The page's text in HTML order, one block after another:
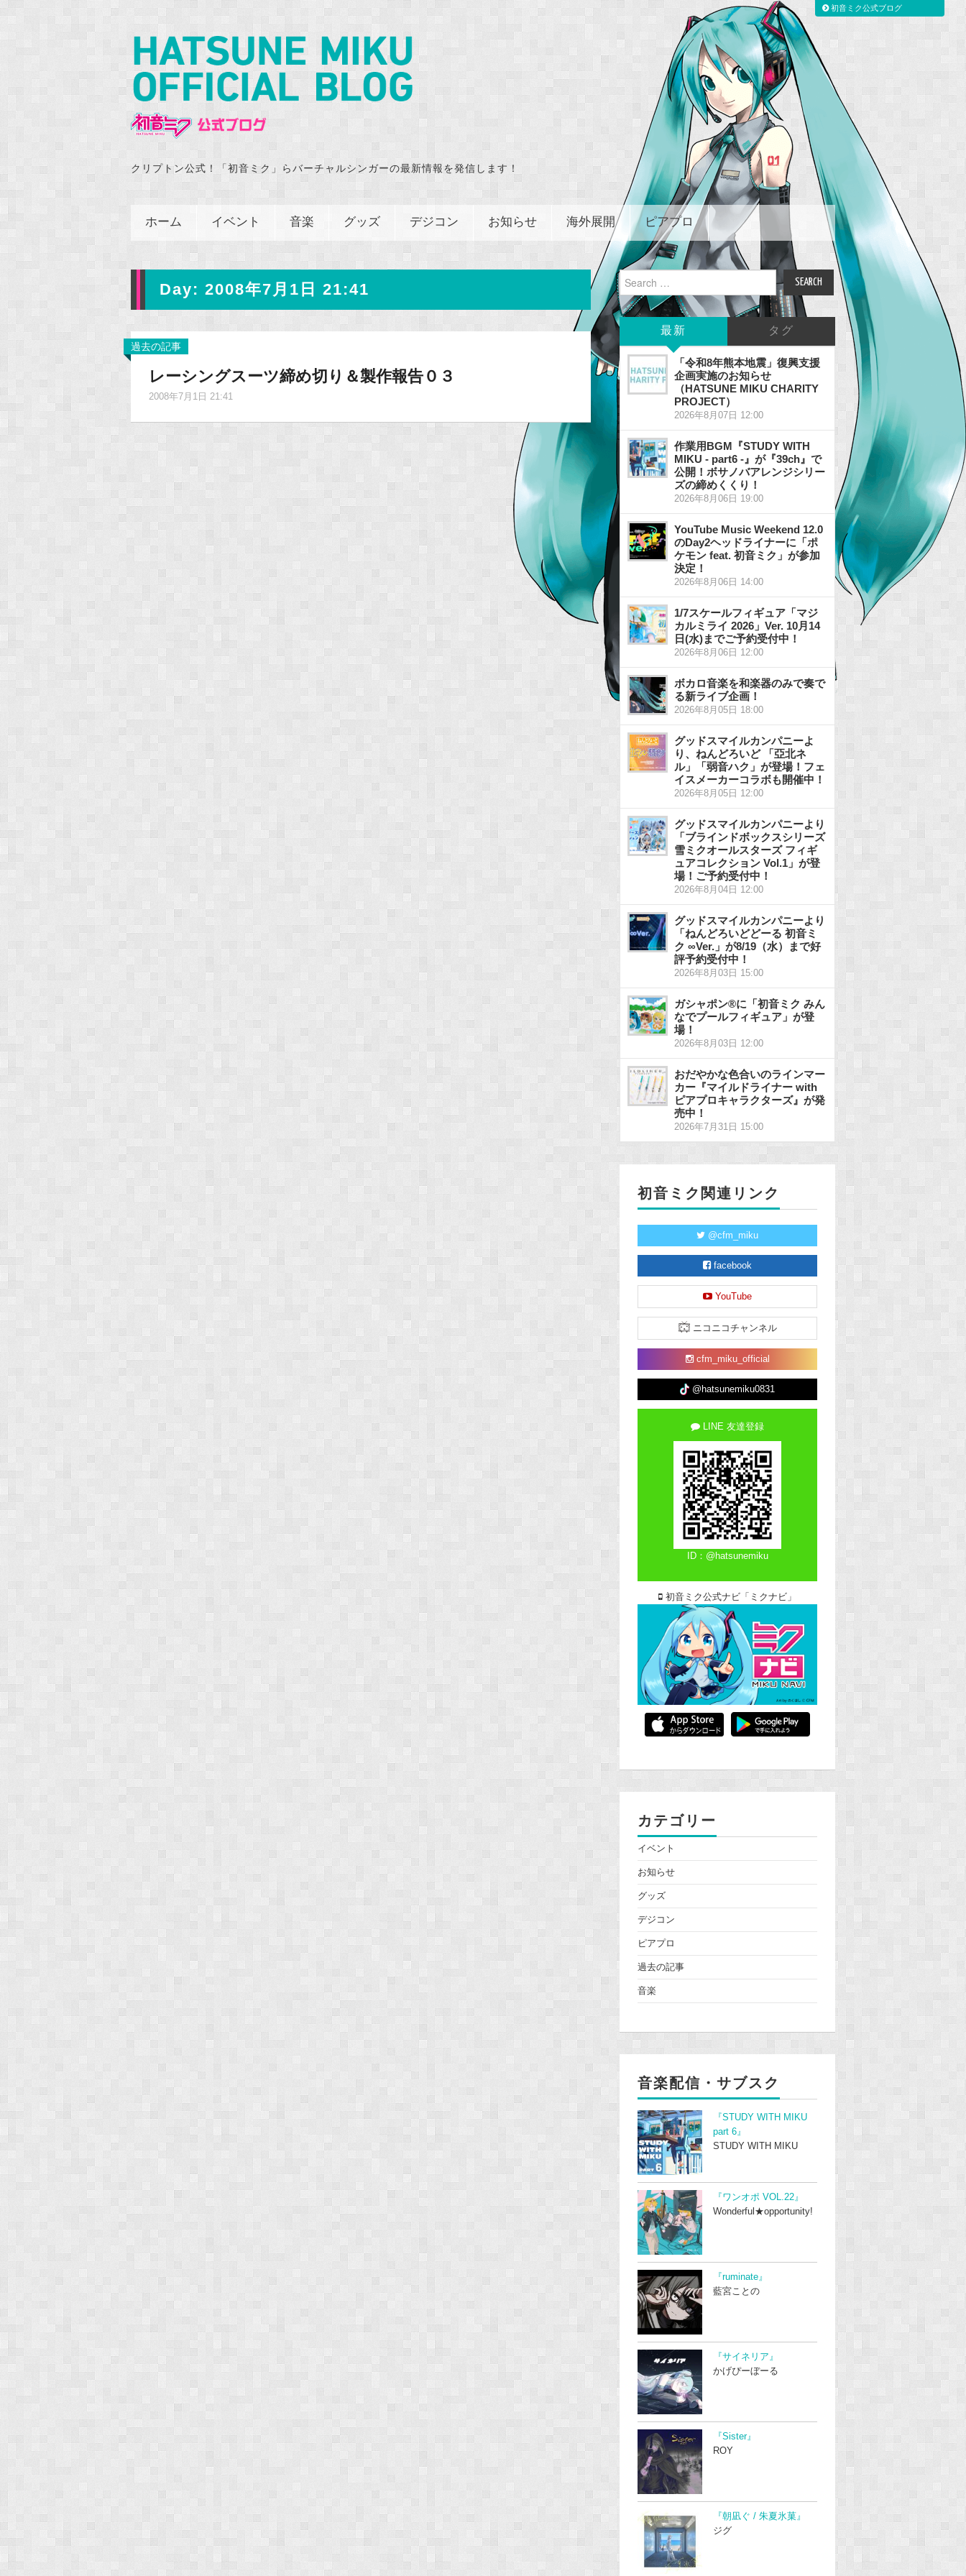
クリプトン公式！「初音ミク」らバーチャルシンガーの最新情報を発信します！
ホーム イベント 音楽 グッズ デジコン お知らせ 海外展開 ピアプロ
Day: 2008年7月1日 21:41
過去の記事
レーシングスーツ締め切り＆製作報告０３
2008年7月1日 21:41
Search
for:
最新 タグ
「令和8年熊本地震」復興支援
企画実施のお知らせ
（HATSUNE MIKU CHARITY
PROJECT）
2026年8月07日 12:00
作業用BGM『STUDY WITH
MIKU - part6 -』が『39ch』で
公開！ボサノバアレンジシリー
ズの締めくくり！
2026年8月06日 19:00
YouTube Music Weekend 12.0
のDay2ヘッドライナーに「ポ
ケモン feat. 初音ミク」が参加
決定！
2026年8月06日 14:00
1/7スケールフィギュア「マジ
カルミライ 2026」Ver. 10月14
日(水)までご予約受付中！
2026年8月06日 12:00
ボカロ音楽を和楽器のみで奏で
る新ライブ企画！
2026年8月05日 18:00
グッドスマイルカンパニーよ
り、ねんどろいど 「亞北ネ
ル」「弱音ハク」が登場！フェ
イスメーカーコラボも開催中！
2026年8月05日 12:00
グッドスマイルカンパニーより
「ブラインドボックスシリーズ
雪ミクオールスターズ フィギ
ュアコレクション Vol.1」が登
場！ご予約受付中！
2026年8月04日 12:00
グッドスマイルカンパニーより
「ねんどろいどどーる 初音ミ
ク ∞Ver.」が8/19（水）まで好
評予約受付中！
2026年8月03日 15:00
ガシャポン®に「初音ミク みん
なでプールフィギュア」が登
場！
2026年8月03日 12:00
おだやかな色合いのラインマー
カー『マイルドライナー with
ピアプロキャラクターズ』が発
売中！
2026年7月31日 15:00
初音ミク関連リンク
@cfm_miku
facebook
YouTube
ニコニコチャンネル
cfm_miku_official
@hatsunemiku0831
LINE 友達登録
ID：@hatsunemiku
初音ミク公式ナビ「ミクナビ」
カテゴリー
イベント
お知らせ
グッズ
デジコン
ピアプロ
過去の記事
音楽
音楽配信・サブスク
『STUDY WITH MIKU
part 6』
STUDY WITH MIKU
『ワンオポ VOL.22』
Wonderful★opportunity!
『ruminate』
藍宮ことの
『サイネリア』
かげぴーぼーる
『Sister』
ROY
『朝凪ぐ / 朱夏氷菓』
ジグ
初音ミク公式ブログ